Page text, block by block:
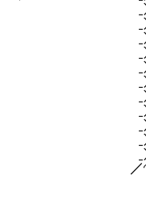
（_ )
（_ /
｢Ｖ
ヽ〃
｣￣_)
｢Ｖ )
ヽ)
ﾉ
´）